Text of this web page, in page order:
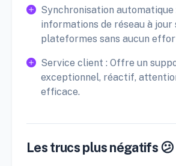
Synchronisation automatique
informations de réseau à
plateformes sans aucun
Service client : Offre un
exceptionnel, réactif,
efficace.
Les trucs plus négatifs 😕